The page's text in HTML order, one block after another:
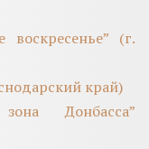
(г.
край)
Донбасса”